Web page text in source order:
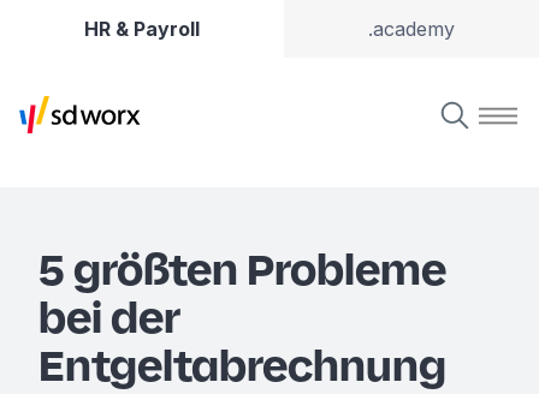
HR & Payroll .academy
5 größten Probleme
bei der
Entgeltabrechnung